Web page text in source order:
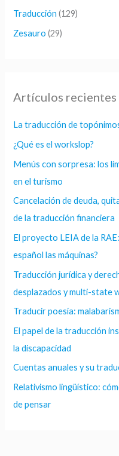
Traducción (129)
Zesauro (29)
Artículos recientes
La traducción de
¿Qué es el workslop?
Menús con sorpresa: los
en el turismo
Cancelación de deuda,
de la traducción financiera
El proyecto LEIA de la
español las máquinas?
Traducción jurídica y
desplazados y multi-state
Traducir poesía:
El papel de la traducción
la discapacidad
Cuentas anuales y su
Relativismo lingüístico:
de pensar